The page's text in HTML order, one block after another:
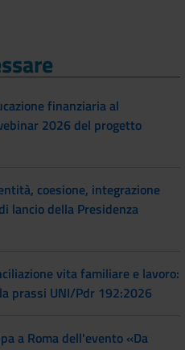
finanziaria al
2026 del progetto
coesione, integrazione
lancio della Presidenza
vita familiare e lavoro:
prassi UNI/Pdr 192:2026
a Roma dell'evento «Da